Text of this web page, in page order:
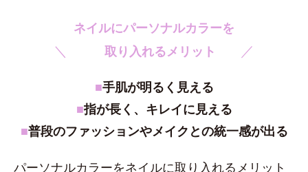
ネイルにパーソナルカラーを
＼ 取り入れるメリット ／
■手肌が明るく見える
■指が長く、キレイに見える
■普段のファッションやメイクとの統一感が出る
パーソナルカラーをネイルに取り入れるメリット